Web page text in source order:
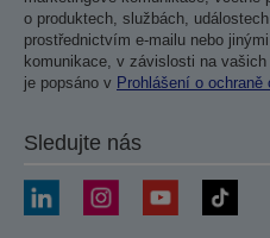
o produktech, službách,
prostřednictvím e-mailu nebo
komunikace, v závislosti na
je popsáno v Prohlášení o
Sledujte nás